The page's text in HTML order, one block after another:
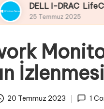
I-DRAC LifeCycle
2025
İzlenmesi
20 Temmuz 2023 1